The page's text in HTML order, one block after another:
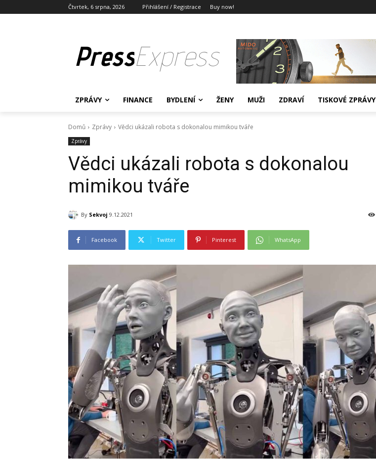
Čtvrtek, 6 srpna, 2026 Přihlášení / Registrace Buy now!
PressExpress
ZPRÁVY FINANCE BYDLENÍ ŽENY MUŽI ZDRAVÍ TISKOVÉ ZPRÁVY
Domů Zprávy Vědci ukázali robota s dokonalou mimikou tváře
Zprávy
Vědci ukázali robota s dokonalou
mimikou tváře
By Sekvoj 9.12.2021
Facebook Twitter Pinterest WhatsApp